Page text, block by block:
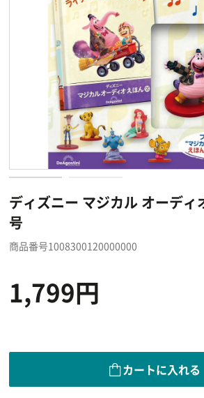
ディズニー マジカル オーディ
号
商品番号1008300120000000
1,799円
カートに入れる